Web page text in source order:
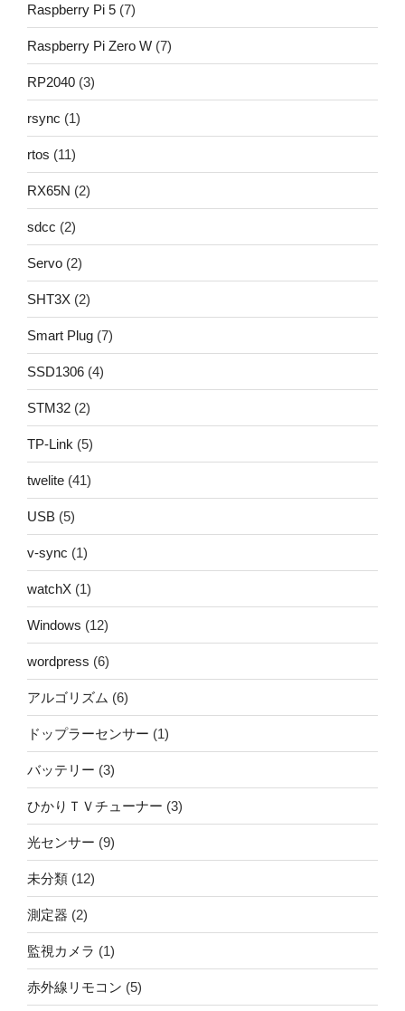
Raspberry Pi 5 (7)
Raspberry Pi Zero W (7)
RP2040 (3)
rsync (1)
rtos (11)
RX65N (2)
sdcc (2)
Servo (2)
SHT3X (2)
Smart Plug (7)
SSD1306 (4)
STM32 (2)
TP-Link (5)
twelite (41)
USB (5)
v-sync (1)
watchX (1)
Windows (12)
wordpress (6)
アルゴリズム (6)
ドップラーセンサー (1)
バッテリー (3)
ひかりＴＶチューナー (3)
光センサー (9)
未分類 (12)
測定器 (2)
監視カメラ (1)
赤外線リモコン (5)